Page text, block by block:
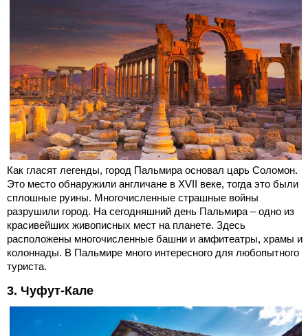
Как гласят легенды, город Пальмира основал царь Соломон.
Это место обнаружили англичане в XVII веке, тогда это были
сплошные руины. Многочисленные страшные войны
разрушили город. На сегодняшний день Пальмира – одно из
красивейших живописных мест на планете. Здесь
расположены многочисленные башни и амфитеатры, храмы и
колоннады. В Пальмире много интересного для любопытного
туриста.
3. Чуфут-Кале